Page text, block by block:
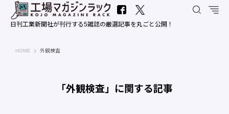
日刊工業新聞社が刊行する5雑誌の厳選記事を丸ごと公開！
HOME 工場マガジンラック｜日刊工業新聞社
外観検査
「外観検査」に関する記事